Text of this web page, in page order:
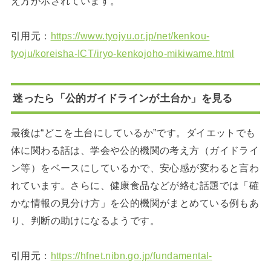
引用元： https://www.tyojyu.or.jp/net/kenkou-
tyoju/koreisha-ICT/iryo-kenkojoho-mikiwame.html
迷ったら「公的ガイドラインが土台か」を見る
最後は“どこを土台にしているか”です。ダイエットでも
体に関わる話は、学会や公的機関の考え方（ガイドライ
ン等）をベースにしているかで、安心感が変わると言わ
れています。さらに、健康食品などが絡む話題では「確
かな情報の見分け方」を公的機関がまとめている例もあ
り、判断の助けになるようです。
引用元： https://hfnet.nibn.go.jp/fundamental-